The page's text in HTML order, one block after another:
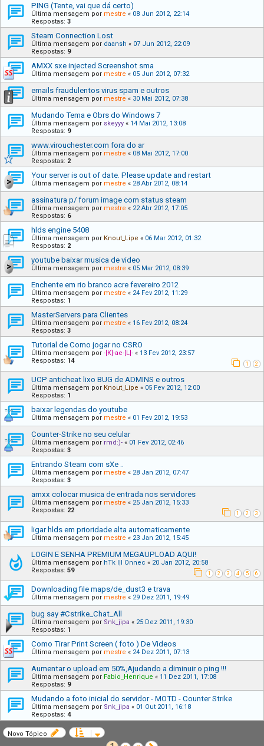
PING (Tente, vai que dá certo)
Última mensagem por mestre « 08 Jun 2012, 22:14
Respostas: 3
Steam Connection Lost
Última mensagem por daansh « 07 Jun 2012, 22:09
Respostas: 9
AMXX sxe injected Screenshot sma
Última mensagem por mestre « 05 Jun 2012, 07:32
emails fraudulentos virus spam e outros
Última mensagem por mestre « 30 Mai 2012, 07:38
Mudando Tema e Obrs do Windows 7
Última mensagem por skeyyy « 14 Mai 2012, 13:08
Respostas: 9
www.virouchester.com fora do ar
Última mensagem por mestre « 08 Mai 2012, 17:00
Respostas: 2
Your server is out of date. Please update and restart
Última mensagem por mestre « 28 Abr 2012, 08:14
assinatura p/ forum image com status steam
Última mensagem por mestre « 22 Abr 2012, 17:05
Respostas: 6
hlds engine 5408
Última mensagem por Knout_Lipe « 06 Mar 2012, 01:32
Respostas: 2
youtube baixar musica de video
Última mensagem por mestre « 05 Mar 2012, 08:39
Enchente em rio branco acre fevereiro 2012
Última mensagem por mestre « 24 Fev 2012, 11:29
Respostas: 1
MasterServers para Clientes
Última mensagem por mestre « 16 Fev 2012, 08:24
Respostas: 3
Tutorial de Como jogar no CSRO
Última mensagem por -[K]-ae-[L]- « 13 Fev 2012, 23:57
Respostas: 14 1 2
UCP anticheat lixo BUG de ADMINS e outros
Última mensagem por Knout_Lipe « 05 Fev 2012, 12:00
Respostas: 1
baixar legendas do youtube
Última mensagem por mestre « 01 Fev 2012, 19:53
Counter-Strike no seu celular
Última mensagem por rmd:)- « 01 Fev 2012, 02:46
Respostas: 3
Entrando Steam com sXe ..
Última mensagem por mestre « 28 Jan 2012, 07:47
Respostas: 3
amxx colocar musica de entrada nos servidores
Última mensagem por mestre « 25 Jan 2012, 15:33
Respostas: 22 1 2 3
ligar hlds em prioridade alta automaticamente
Última mensagem por mestre « 23 Jan 2012, 15:45
LOGIN E SENHA PREMIUM MEGAUPLOAD AQUI!
Última mensagem por hTk l|l Onnec « 20 Jan 2012, 20:58
Respostas: 59 1 2 3 4 5 6
Downloading file maps/de_dust3 e trava
Última mensagem por mestre « 29 Dez 2011, 19:49
bug say #Cstrike_Chat_All
Última mensagem por Snk_jipa « 25 Dez 2011, 19:30
Respostas: 1
Como Tirar Print Screen ( foto ) De Videos
Última mensagem por mestre « 24 Dez 2011, 07:13
Aumentar o upload em 50%,Ajudando a diminuir o ping !!!
Última mensagem por Fabio_Henrique « 11 Dez 2011, 17:08
Respostas: 9
Mudando a foto inicial do servidor - MOTD - Counter Strike
Última mensagem por Snk_jipa « 01 Out 2011, 16:18
Respostas: 4
Novo Tópico